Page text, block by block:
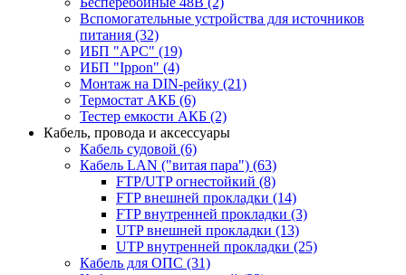
Вспомогательные устройства для источников
питания (32)
ИБП "APC" (19)
ИБП "Ippon" (4)
Монтаж на DIN-рейку (21)
Термостат АКБ (6)
Тестер емкости АКБ (2)
Кабель, провода и аксессуары
Кабель судовой (6)
Кабель LAN ("витая пара") (63)
FTP/UTP огнестойкий (8)
FTP внешней прокладки (14)
FTP внутренней прокладки (3)
UTP внешней прокладки (13)
UTP внутренней прокладки (25)
Кабель для ОПС (31)